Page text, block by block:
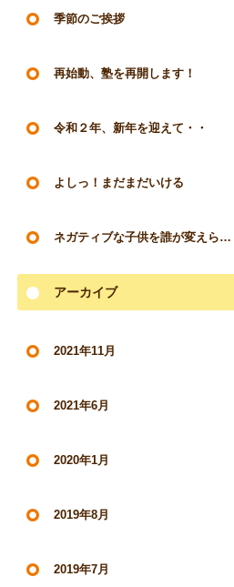
季節のご挨拶
再始動、塾を再開します！
令和２年、新年を迎えて・・
よしっ！まだまだいける
ネガティブな子供を誰が変えられるのか？
アーカイブ
2021年11月
2021年6月
2020年1月
2019年8月
2019年7月